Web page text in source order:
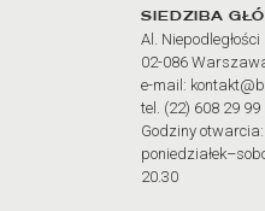
Adres
SIEDZIBA
Al. Niepodległości
02-086
e-mail:
tel. (22) 608 29 99
Godziny otwarcia:
20.30